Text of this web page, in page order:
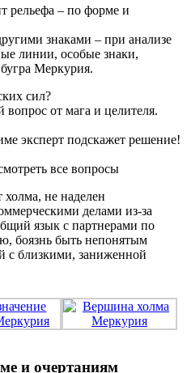
рельефа – по форме и
знаками – при анализе
линии, особые знаки,
Меркурия.
сил?
от мага и целителя.
эксперт подскажет решение!
все вопросы
холма, не наделен
делами из-за
язык с партнерами по
боязнь быть непонятым
с близкими, заниженной
и очертаниям